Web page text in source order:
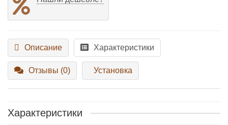
Описание Характеристики
Отзывы (0) Установка
Характеристики